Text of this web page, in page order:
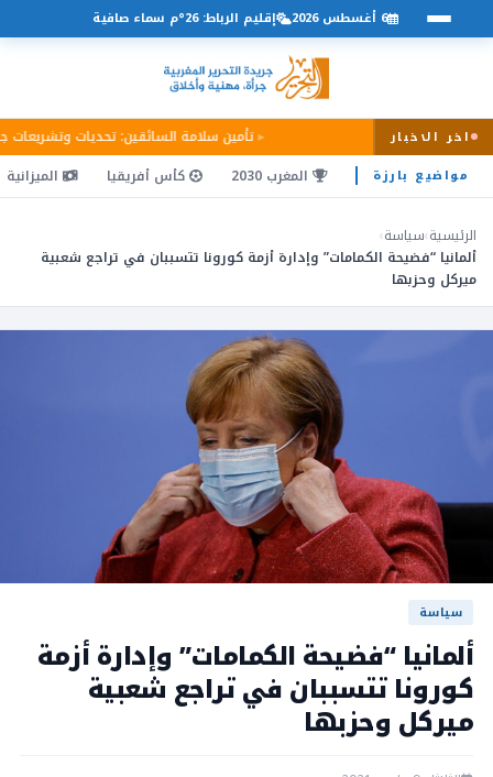
اخر الاخبار تأمين سلامة السائقين: تحديات وتشريعات
6 أغسطس 2026 إقليم الرباط: 26°م سماء صافية
مواضيع بارزة المغرب 2030 كأس أفريقيا الميزانية
الرئيسية›سياسة›
ألمانيا “فضيحة الكمامات” وإدارة أزمة كورونا تتسببان في تراجع شعبية
ميركل وحزبها
سياسة
ألمانيا “فضيحة الكمامات” وإدارة أزمة
كورونا تتسببان في تراجع شعبية
ميركل وحزبها